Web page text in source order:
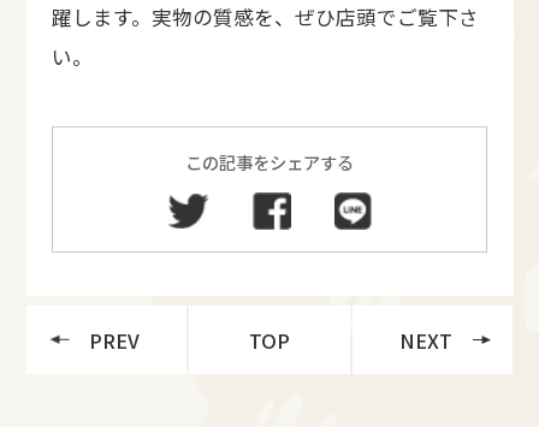
躍します。実物の質感を、ぜひ店頭でご覧下さ
い。
この記事をシェアする
PREV TOP NEXT